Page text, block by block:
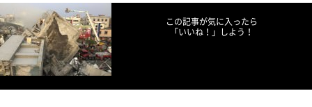
この記事が気に入ったら
「いいね！」しよう！